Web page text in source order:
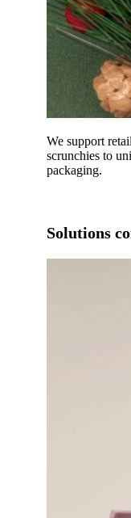
We support
scrunchies to
packaging.
Solutions